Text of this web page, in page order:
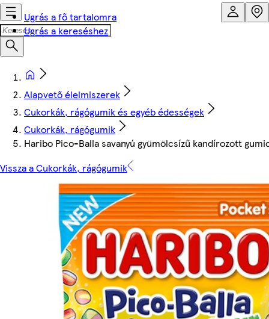
Ugrás a fő tartalomra
Ugrás a kereséshez
Alapvető élelmiszerek
Cukorkák, rágógumik és egyéb édességek
Cukorkák, rágógumik
Haribo Pico-Balla savanyú gyümölcsízű kandírozott
Vissza a Cukorkák, rágógumik